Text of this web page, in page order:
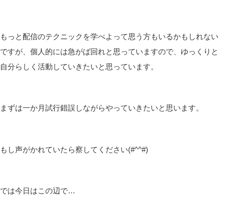
もっと配信のテクニックを学べよって思う方もいるかもしれない
ですが、個人的には急がば回れと思っていますので、ゆっくりと
自分らしく活動していきたいと思っています。
まずは一か月試行錯誤しながらやっていきたいと思います。
もし声がかれていたら察してください(#^^#)
では今日はこの辺で…